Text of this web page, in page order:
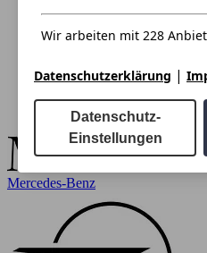
Mercedes-Benz
Wir arbeiten mit 228
Datenschutzerklärung |
Datenschutz-
Einstellungen